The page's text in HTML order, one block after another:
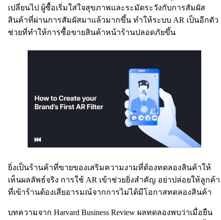
เปลี่ยนไป ผู้ซื้อเริ่มใส่ใจสุขภาพและระมัดระวังกับการสัมผัส
สินค้าที่ผ่านการสัมผัสมาแล้วมากขึ้น ทำให้ระบบ AR เป็นอีกตัว
ช่วยที่ทำให้การซื้อขายสินค้าหน้าร้านปลอดภัยขึ้น
ยิ่งเป็นร้านค้าที่ขายของเสริมความงามที่ต้องทดลองสินค้าให้
เห็นผลลัพธ์จริง การใช้ AR เข้าช่วยยิ่งสำคัญ อย่าปล่อยให้ลูกค้า
ที่เข้าร้านต้องเสียอารมณ์จากการไม่ได้มีโอกาสทดลองสินค้า
บทความจาก Harvard Business Review ผลทดลองพบว่าเมื่อยืน